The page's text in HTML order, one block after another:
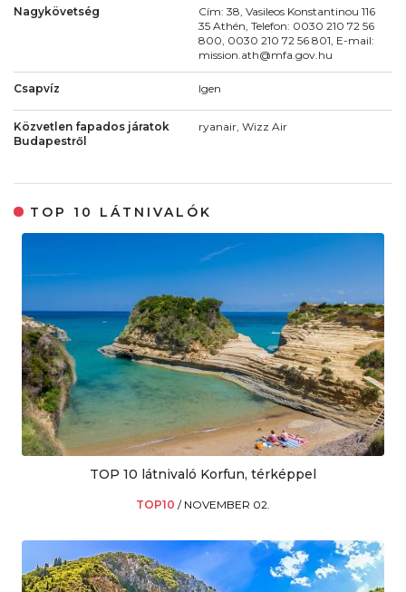
Nagykövetség
Cím: 38, Vasileos Konstantinou 116
35 Athén, Telefon: 0030 210 72 56
800, 0030 210 72 56 801, E-mail:
mission.ath@mfa.gov.hu
Csapvíz Igen
Közvetlen fapados járatok
Budapestről
ryanair, Wizz Air
TOP 10 LÁTNIVALÓK
TOP 10 látnivaló Korfun, térképpel
TOP10 / NOVEMBER 02.